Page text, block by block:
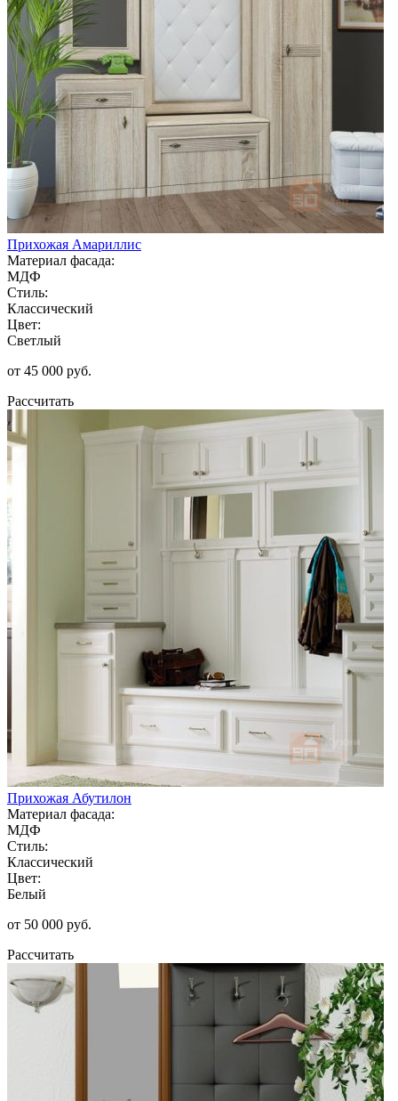
Прихожая Амариллис
Материал фасада:
МДФ
Стиль:
Классический
Цвет:
Светлый
от 45 000 руб.
Рассчитать
Прихожая Абутилон
Материал фасада:
МДФ
Стиль:
Классический
Цвет:
Белый
от 50 000 руб.
Рассчитать